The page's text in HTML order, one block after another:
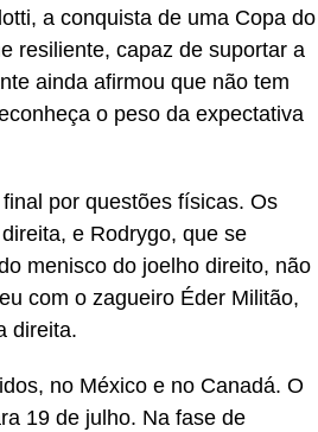
a conquista de uma Copa do
resiliente, capaz de suportar a
ainda afirmou que não tem
o peso da expectativa
por questões físicas. Os
e Rodrygo, que se
menisco do joelho direito, não
com o zagueiro Éder Militão,
direita.
no México e no Canadá. O
19 de julho. Na fase de